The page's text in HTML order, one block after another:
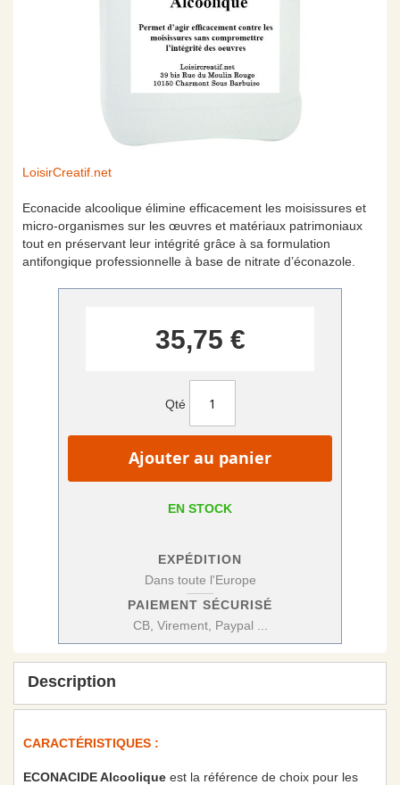
LoisirCreatif.net
Econacide alcoolique élimine efficacement les moisissures et
micro-organismes sur les œuvres et matériaux patrimoniaux
tout en préservant leur intégrité grâce à sa formulation
antifongique professionnelle à base de nitrate d’éconazole.
35,75 €
Qté
Ajouter au panier
EN STOCK
EXPÉDITION
Dans toute l'Europe
PAIEMENT SÉCURISÉ
CB, Virement, Paypal ...
Skip
the
beginning
of
the
Description
CARACTÉRISTIQUES :
ECONACIDE Alcoolique est la référence de choix pour les